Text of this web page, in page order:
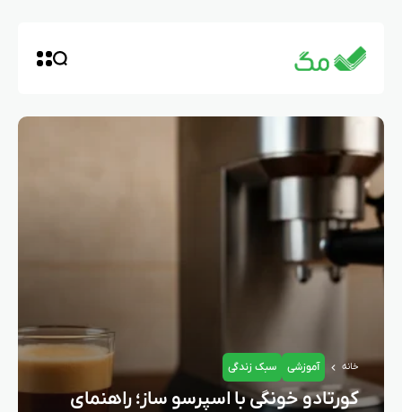
خانه آموزشی سبک زندگی
کورتادو خونگی با اسپرسو ساز؛ راهنمای